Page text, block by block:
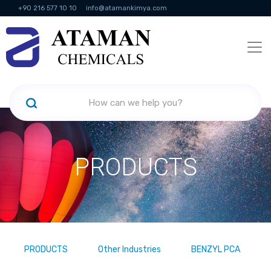
+90 216 577 10 10 info@atamankimya.com
KVKK Politikası Information Society Services
PRODUCTS
PRODUCTS Other Industries BENZYL PCA